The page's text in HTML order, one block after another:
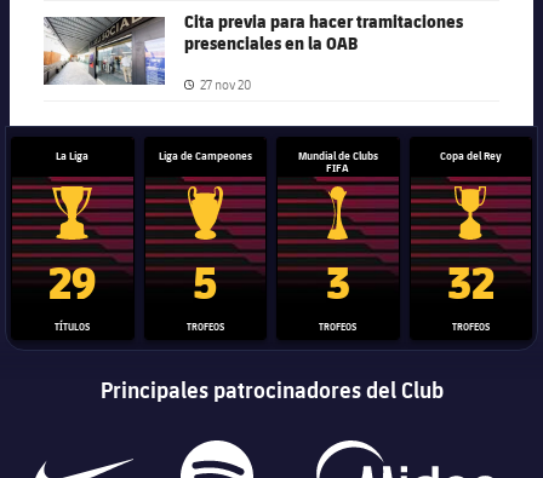
FC Barcelona club badge
Cita previa para hacer tramitaciones
presenciales en la OAB
Fecha de publicación
27 nov 20
La Liga
Trofeo de La Liga
29
TÍTULOS
Liga de Campeones
Trofeo de la Liga de Campeones
5
TROFEOS
Mundial de Clubs
FIFA
Trofeo del Mundial de
3
TROFEOS
Copa del Rey
Copa del
32
TROFEOS
Principales patrocinadores del Club